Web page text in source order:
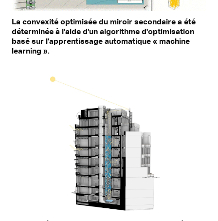
La convexité optimisée du miroir secondaire a été
déterminée à l'aide d'un algorithme d'optimisation
basé sur l'apprentissage automatique « machine
learning ».